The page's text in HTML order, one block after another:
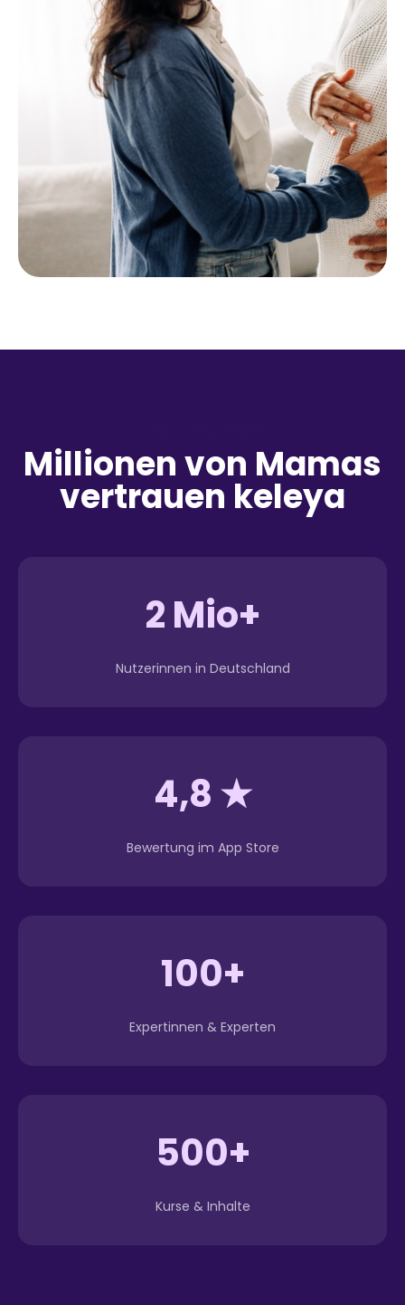
Millionen von Mamas
vertrauen keleya
2 Mio+
Nutzerinnen in Deutschland
4,8 ★
Bewertung im App Store
100+
Expertinnen & Experten
500+
Kurse & Inhalte